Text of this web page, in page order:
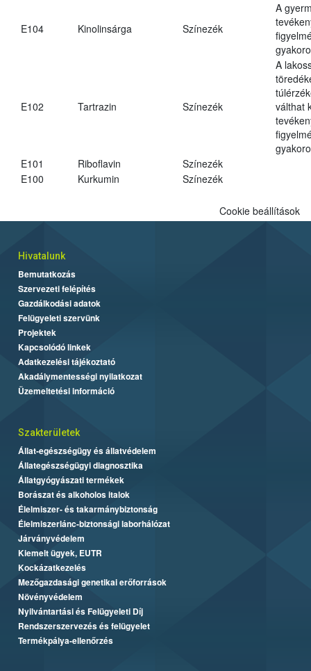
E104 Kinolinsárga Színezék
A
E102 Tartrazin Színezék
A
válthat
E101
Riboflavin
Színezék
E100
Kurkumin Színezék
Cookie beállítások
Hivatalunk
Bemutatkozás
Szervezeti felépítés
Gazdálkodási adatok
Felügyeleti szervünk
Projektek
Kapcsolódó linkek
Adatkezelési tájékoztató
Akadálymentességi nyilatkozat
Üzemeltetési információ
Szakterületek
Állat-egészségügy és állatvédelem
Állategészségügyi diagnosztika
Állatgyógyászati termékek
Borászat és alkoholos italok
Élelmiszer- és takarmánybiztonság
Élelmiszerlánc-biztonsági laborhálózat
Járványvédelem
Kiemelt ügyek, EUTR
Kockázatkezelés
Mezőgazdasági genetikai erőforrások
Növényvédelem
Nyilvántartási és Felügyeleti Díj
Rendszerszervezés és felügyelet
Termékpálya-ellenőrzés